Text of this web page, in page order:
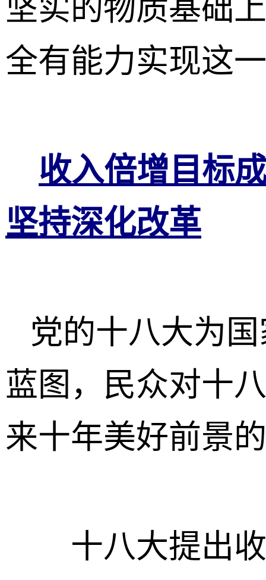
坚实的物质基础
全有能力实现这
收入倍增目标
坚持深化改革
党的十八大为
蓝图，民众对十
来十年美好前景
十八大提出收